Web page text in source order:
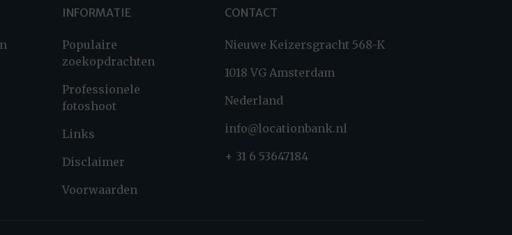
INFORMATIE
Populaire
zoekopdrachten
Professionele
fotoshoot
Links
Disclaimer
Voorwaarden
CONTACT
Nieuwe Keizersgracht 568-K
1018 VG Amsterdam
Nederland
info@locationbank.nl
+ 31 6 53647184